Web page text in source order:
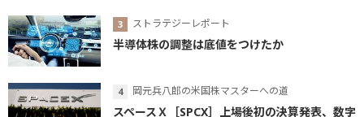
ストラテジーレポート
半導体株の調整は底値をつけたか
岡元兵八郎の米国株マスターへの道
スペースＸ［SPCX］上場後初の決算発表、数字